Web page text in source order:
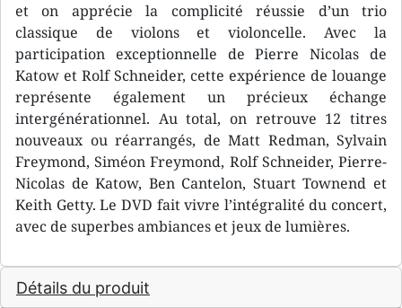
et on apprécie la complicité réussie d’un trio
classique de violons et violoncelle. Avec la
participation exceptionnelle de Pierre Nicolas de
Katow et Rolf Schneider, cette expérience de louange
représente également un précieux échange
intergénérationnel. Au total, on retrouve 12 titres
nouveaux ou réarrangés, de Matt Redman, Sylvain
Freymond, Siméon Freymond, Rolf Schneider, Pierre-
Nicolas de Katow, Ben Cantelon, Stuart Townend et
Keith Getty. Le DVD fait vivre l’intégralité du concert,
avec de superbes ambiances et jeux de lumières.
Détails du produit